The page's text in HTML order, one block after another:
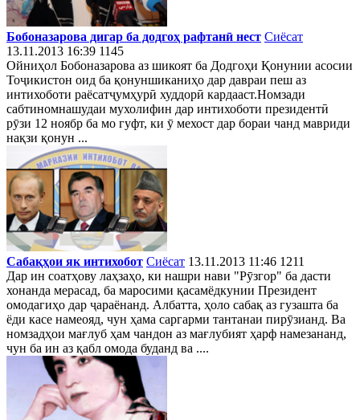
Бобоназарова дигар ба додгоҳ рафтанӣ нест Сиёсат
13.11.2013 16:39 1145
Ойниҳол Бобоназарова аз шикоят ба Додгоҳи Қонунии асосии
Тоҷикистон оид ба қонуншиканиҳо дар давраи пеш аз
интихоботи раёсатҷумҳурӣ худдорӣ кардааст.Номзади
сабтиномнашудаи мухолифин дар интихоботи президентӣ
рӯзи 12 ноябр ба мо гуфт, ки ӯ мехост дар бораи чанд мавриди
нақзи қонун ...
Сабақҳои як интихобот Сиёсат 13.11.2013 11:46 1211
Дар ин соатҳову лаҳзаҳо, ки нашри нави "Рӯзгор" ба дасти
хонанда мерасад, ба маросими қасамёдкунии Президент
омодагиҳо дар ҷараёнанд. Албатта, ҳоло сабақ аз гузашта ба
ёди касе намеояд, чун ҳама саргарми тантанаи пирӯзианд. Ва
номзадҳои мағлуб ҳам чандон аз мағлубият ҳарф намезананд,
чун ба ин аз қабл омода буданд ва ....